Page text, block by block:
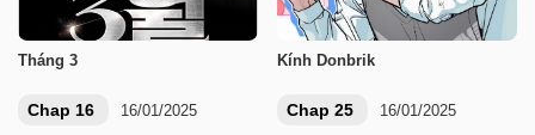
Tháng 3
Chap 16 16/01/2025
Kính Donbrik
Chap 25 16/01/2025